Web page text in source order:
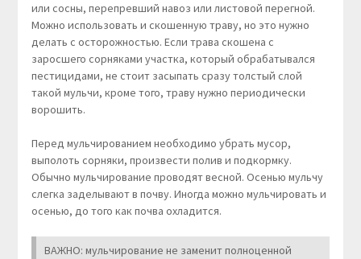
или сосны, перепревший навоз или листовой перегной.
Можно использовать и скошенную траву, но это нужно
делать с осторожностью. Если трава скошена с
заросшего сорняками участка, который обрабатывался
пестицидами, не стоит засыпать сразу толстый слой
такой мульчи, кроме того, траву нужно периодически
ворошить.
Перед мульчированием необходимо убрать мусор,
выполоть сорняки, произвести полив и подкормку.
Обычно мульчирование проводят весной. Осенью мульчу
слегка заделывают в почву. Иногда можно мульчировать и
осенью, до того как почва охладится.
ВАЖНО: мульчирование не заменит полноценной